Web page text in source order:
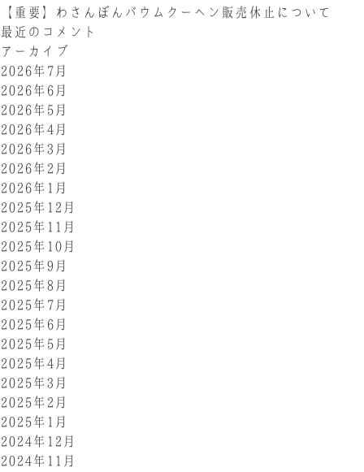
【重要】わさんぼんバウムクーヘン販売休止について
最近のコメント
アーカイブ
2026年7月
2026年6月
2026年5月
2026年4月
2026年3月
2026年2月
2026年1月
2025年12月
2025年11月
2025年10月
2025年9月
2025年8月
2025年7月
2025年6月
2025年5月
2025年4月
2025年3月
2025年2月
2025年1月
2024年12月
2024年11月